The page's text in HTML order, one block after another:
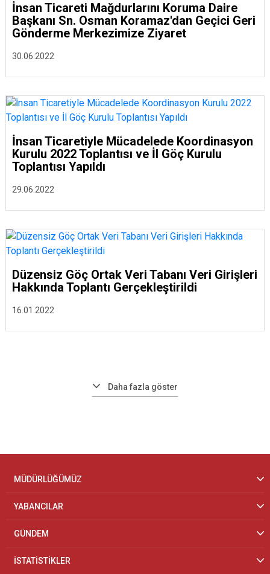
30.06.2022
İnsan Ticareti Mağdurlarını Koruma Daire
Başkanı Sn. Osman Koramaz'dan Geçici Geri
Gönderme Merkezimize Ziyaret
29.06.2022
İnsan Ticaretiyle Mücadelede Koordinasyon
Kurulu 2022 Toplantısı ve İl Göç Kurulu
Toplantısı Yapıldı
16.01.2022
Düzensiz Göç Ortak Veri Tabanı Veri Girişleri
Hakkında Toplantı Gerçekleştirildi
Daha fazla göster
MÜDÜRLÜĞÜMÜZ
YABANCILAR
GÜNDEM
İSTATİSTİKLER